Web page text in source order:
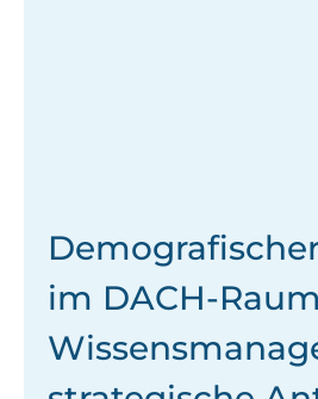
im DACH-